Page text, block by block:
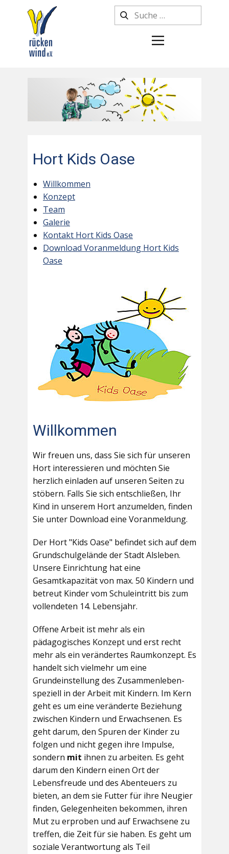
Hort Kids Oase
Willkommen
Konzept
Team
Galerie
Kontakt Hort Kids Oase
Download Voranmeldung Hort Kids
Oase
Willkommen
Wir freuen uns, dass Sie sich für unseren
Hort interessieren und möchten Sie
herzlich einladen auf unseren Seiten zu
stöbern. Falls Sie sich entschließen, Ihr
Kind in unserem Hort anzumelden, finden
Sie unter Download eine Voranmeldung.
Der Hort "Kids Oase" befindet sich auf dem
Grundschulgelände der Stadt Alsleben.
Unsere Einrichtung hat eine
Gesamtkapazität von max. 50 Kindern und
betreut Kinder vom Schuleintritt bis zum
vollendeten 14. Lebensjahr.
Offene Arbeit ist mehr als ein
pädagogisches Konzept und erst recht
mehr als ein verändertes Raumkonzept. Es
handelt sich vielmehr um eine
Grundeinstellung des Zusammenleben-
speziell in der Arbeit mit Kindern. Im Kern
geht es um eine veränderte Beziehung
zwischen Kindern und Erwachsenen. Es
geht darum, den Spuren der Kinder zu
folgen und nicht gegen ihre Impulse,
sondern mit ihnen zu arbeiten. Es geht
darum den Kindern einen Ort der
Lebensfreude und des Abenteuers zu
bieten, an dem sie Futter für ihre Neugier
finden, Gelegenheiten bekommen, ihren
Mut zu erproben und auf Erwachsene zu
treffen, die Zeit für sie haben. Es geht um
soziale Verantwortung als Teil